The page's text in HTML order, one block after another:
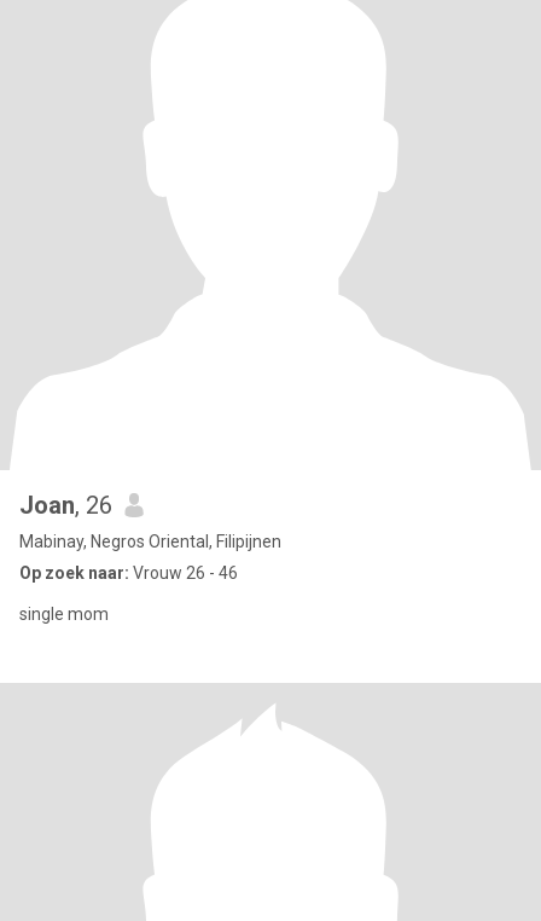
Joan, 26
Mabinay, Negros Oriental, Filipijnen
Op zoek naar: Vrouw 26 - 46
single mom